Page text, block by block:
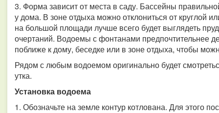
3. Форма зависит от места в саду. Бассейны
у дома. В зоне отдыха можно отклониться от круглой
на большой площади лучше всего будет выглядеть
очертаний. Водоемы с фонтанами предпочтительнее
поближе к дому, беседке или в зоне отдыха, чтобы
Рядом с любым водоемом оригинально будет
утка.
Установка водоема
1. Обозначьте на земле контур котлована. Для этого